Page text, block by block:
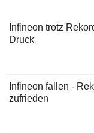
Infineon trotz
Druck
Infineon fallen -
zufrieden